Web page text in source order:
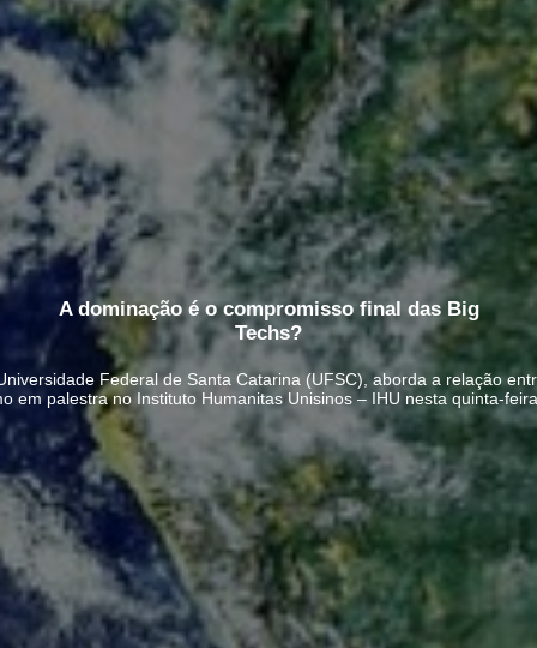
A dominação é o compromisso final das Big
Techs?
Federal de Santa Catarina (UFSC), aborda a relação
em palestra no Instituto Humanitas Unisinos – IHU nesta quinta-